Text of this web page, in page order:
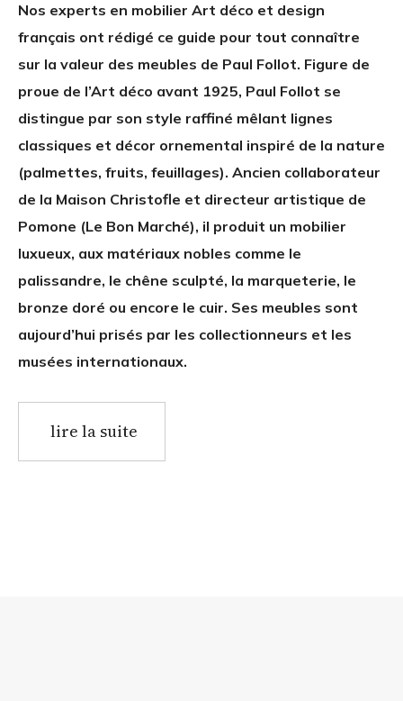
Nos experts en mobilier Art déco et design
français ont rédigé ce guide pour tout connaître
sur la valeur des meubles de Paul Follot. Figure de
proue de l’Art déco avant 1925, Paul Follot se
distingue par son style raffiné mêlant lignes
classiques et décor ornemental inspiré de la nature
(palmettes, fruits, feuillages). Ancien collaborateur
de la Maison Christofle et directeur artistique de
Pomone (Le Bon Marché), il produit un mobilier
luxueux, aux matériaux nobles comme le
palissandre, le chêne sculpté, la marqueterie, le
bronze doré ou encore le cuir. Ses meubles sont
aujourd’hui prisés par les collectionneurs et les
musées internationaux.
lire la suite